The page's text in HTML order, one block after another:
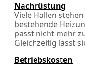
Nachrüstung
Viele Hallen
bestehende
passt nicht mehr
Gleichzeitig lässt
Betriebskosten